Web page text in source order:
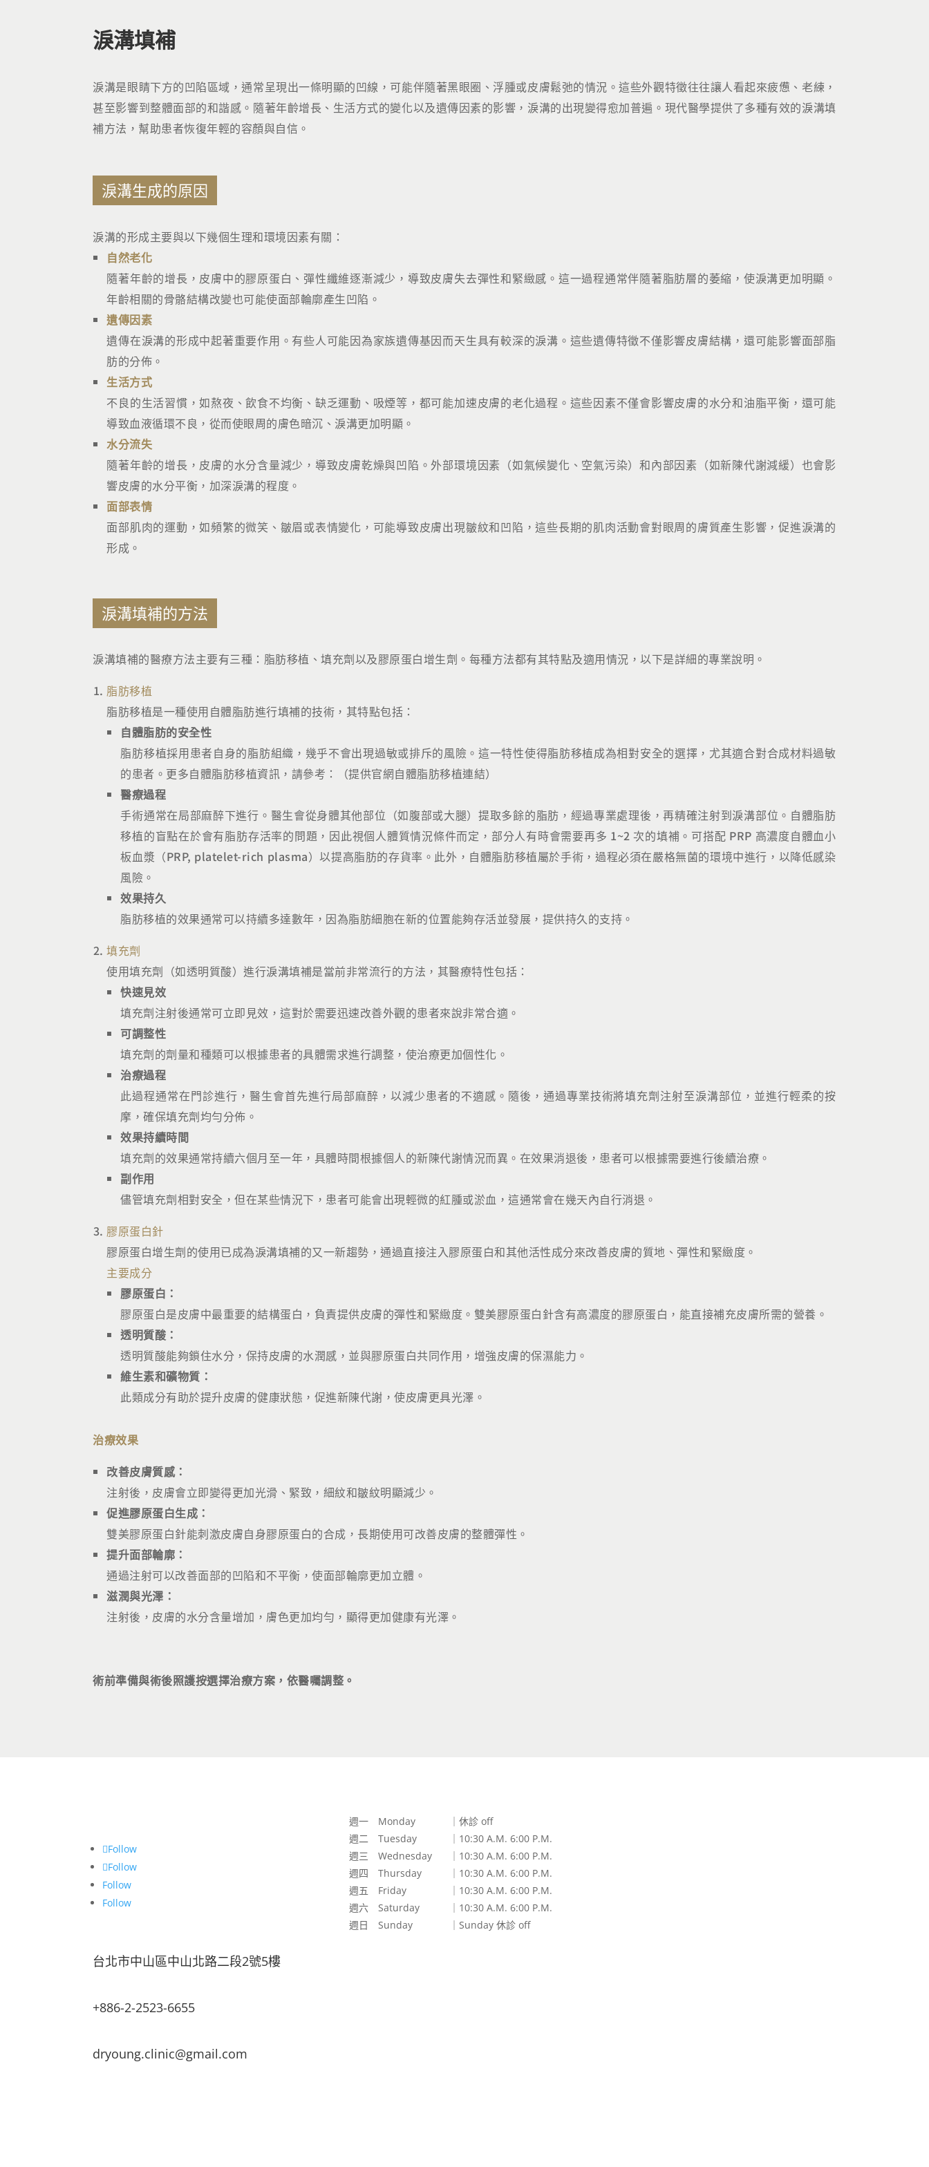
淚溝填補
淚溝是眼睛下方的凹陷區域，通常呈現出一條明顯的凹線，可能伴隨著黑眼圈、浮腫或皮膚鬆弛的情況。這些外觀特徵往往讓人看起來疲憊、老練，
甚至影響到整體面部的和諧感。隨著年齡增長、生活方式的變化以及遺傳因素的影響，淚溝的出現變得愈加普遍。現代醫學提供了多種有效的淚溝填
補方法，幫助患者恢復年輕的容顏與自信。
淚溝生成的原因
淚溝的形成主要與以下幾個生理和環境因素有關：
自然老化
隨著年齡的增長，皮膚中的膠原蛋白、彈性纖維逐漸減少，導致皮膚失去彈性和緊緻感。這一過程通常伴隨著脂肪層的萎縮，使淚溝更加明顯。
年齡相關的骨骼結構改變也可能使面部輪廓產生凹陷。
遺傳因素
遺傳在淚溝的形成中起著重要作用。有些人可能因為家族遺傳基因而天生具有較深的淚溝。這些遺傳特徵不僅影響皮膚結構，還可能影響面部脂
肪的分佈。
生活方式
不良的生活習慣，如熬夜、飲食不均衡、缺乏運動、吸煙等，都可能加速皮膚的老化過程。這些因素不僅會影響皮膚的水分和油脂平衡，還可能
導致血液循環不良，從而使眼周的膚色暗沉、淚溝更加明顯。
水分流失
隨著年齡的增長，皮膚的水分含量減少，導致皮膚乾燥與凹陷。外部環境因素（如氣候變化、空氣污染）和內部因素（如新陳代謝減緩）也會影
響皮膚的水分平衡，加深淚溝的程度。
面部表情
面部肌肉的運動，如頻繁的微笑、皺眉或表情變化，可能導致皮膚出現皺紋和凹陷，這些長期的肌肉活動會對眼周的膚質產生影響，促進淚溝的
形成。
淚溝填補的方法
淚溝填補的醫療方法主要有三種：脂肪移植、填充劑以及膠原蛋白增生劑。每種方法都有其特點及適用情況，以下是詳細的專業說明。
脂肪移植
脂肪移植是一種使用自體脂肪進行填補的技術，其特點包括：
自體脂肪的安全性
脂肪移植採用患者自身的脂肪組織，幾乎不會出現過敏或排斥的風險。這一特性使得脂肪移植成為相對安全的選擇，尤其適合對合成材料過敏
的患者。更多自體脂肪移植資訊，請參考：（提供官網自體脂肪移植連結）
醫療過程
手術通常在局部麻醉下進行。醫生會從身體其他部位（如腹部或大腿）提取多餘的脂肪，經過專業處理後，再精確注射到淚溝部位。自體脂肪
移植的盲點在於會有脂肪存活率的問題，因此視個人體質情況條件而定，部分人有時會需要再多 1~2 次的填補。可搭配 PRP 高濃度自體血小
板血漿（PRP, platelet-rich plasma）以提高脂肪的存貨率。此外，自體脂肪移植屬於手術，過程必須在嚴格無菌的環境中進行，以降低感染
風險。
效果持久
脂肪移植的效果通常可以持續多達數年，因為脂肪細胞在新的位置能夠存活並發展，提供持久的支持。
填充劑
使用填充劑（如透明質酸）進行淚溝填補是當前非常流行的方法，其醫療特性包括：
快速見效
填充劑注射後通常可立即見效，這對於需要迅速改善外觀的患者來說非常合適。
可調整性
填充劑的劑量和種類可以根據患者的具體需求進行調整，使治療更加個性化。
治療過程
此過程通常在門診進行，醫生會首先進行局部麻醉，以減少患者的不適感。隨後，通過專業技術將填充劑注射至淚溝部位，並進行輕柔的按
摩，確保填充劑均勻分佈。
效果持續時間
填充劑的效果通常持續六個月至一年，具體時間根據個人的新陳代謝情況而異。在效果消退後，患者可以根據需要進行後續治療。
副作用
儘管填充劑相對安全，但在某些情況下，患者可能會出現輕微的紅腫或淤血，這通常會在幾天內自行消退。
膠原蛋白針
膠原蛋白增生劑的使用已成為淚溝填補的又一新趨勢，通過直接注入膠原蛋白和其他活性成分來改善皮膚的質地、彈性和緊緻度。
主要成分
膠原蛋白：
膠原蛋白是皮膚中最重要的結構蛋白，負責提供皮膚的彈性和緊緻度。雙美膠原蛋白針含有高濃度的膠原蛋白，能直接補充皮膚所需的營養。
透明質酸：
透明質酸能夠鎖住水分，保持皮膚的水潤感，並與膠原蛋白共同作用，增強皮膚的保濕能力。
維生素和礦物質：
此類成分有助於提升皮膚的健康狀態，促進新陳代謝，使皮膚更具光澤。
治療效果
改善皮膚質感：
注射後，皮膚會立即變得更加光滑、緊致，細紋和皺紋明顯減少。
促進膠原蛋白生成：
雙美膠原蛋白針能刺激皮膚自身膠原蛋白的合成，長期使用可改善皮膚的整體彈性。
提升面部輪廓：
通過注射可以改善面部的凹陷和不平衡，使面部輪廓更加立體。
滋潤與光澤：
注射後，皮膚的水分含量增加，膚色更加均勻，顯得更加健康有光澤。
術前準備與術後照護按選擇治療方案，依醫囑調整。
Follow
Follow
Follow
Follow
台北市中山區中山北路二段2號5樓
+886-2-2523-6655
dryoung.clinic@gmail.com
週一 Monday
｜休診 off
週二 Tuesday
｜10:30 A.M. 6:00 P.M.
週三 Wednesday
｜10:30 A.M. 6:00 P.M.
週四 Thursday
｜10:30 A.M. 6:00 P.M.
週五 Friday
｜10:30 A.M. 6:00 P.M.
週六 Saturday
｜10:30 A.M. 6:00 P.M.
週日 Sunday
｜Sunday 休診 off